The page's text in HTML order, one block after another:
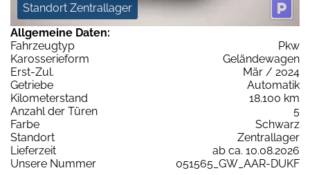
Standort Zentrallager
Allgemeine Daten:
Fahrzeugtyp
Pkw
Karosserieform
Geländewagen
Erst-Zul.
Mär / 2024
Getriebe
Automatik
Kilometerstand
18.100 km
Anzahl der Türen
5
Farbe
Schwarz
Standort
Zentrallager
Lieferzeit
ab ca. 10.08.2026
Unsere Nummer
051565_GW_AAR-DUKF